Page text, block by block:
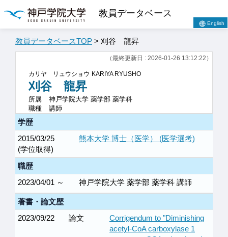
教員データベース
English
教員データベースTOP > 刈谷 龍昇
（最終更新日 : 2026-01-26 13:12:22）
カリヤ リュウショウ KARIYA RYUSHO
刈谷 龍昇
所属
神戸学院大学 薬学部 薬学科
職種
講師
学歴
2015/03/25
(学位取得)
熊本大学 博士（医学） (医学選考)
職歴
2023/04/01 ～
神戸学院大学 薬学部 薬学科 講師
著書・論文歴
2023/09/22
論文
Corrigendum to "Diminishing
acetyl-CoA carboxylase 1